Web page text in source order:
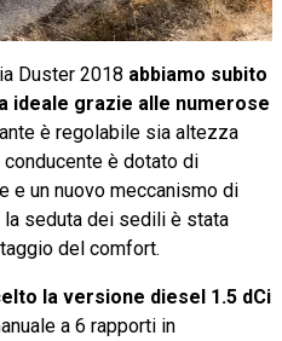
Duster 2018 abbiamo subito
ideale grazie alle numerose
è regolabile sia altezza
è dotato di
e un nuovo meccanismo di
seduta dei sedili è stata
del comfort.
la versione diesel 1.5 dCi
a 6 rapporti in